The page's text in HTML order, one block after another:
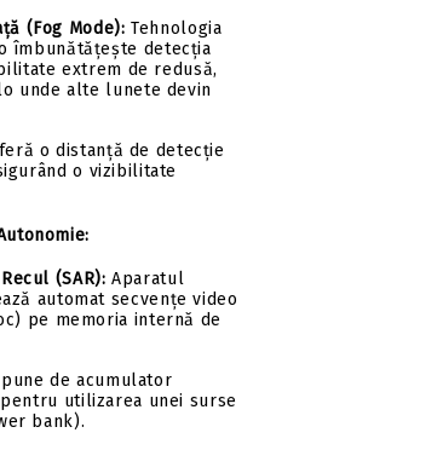
(Fog Mode): Tehnologia
îmbunătățește detecția
extrem de redusă,
unde alte lunete devin
o distanță de detecție
o vizibilitate
(SAR): Aparatul
automat secvențe video
pe memoria internă de
de acumulator
pentru utilizarea unei surse
bank).